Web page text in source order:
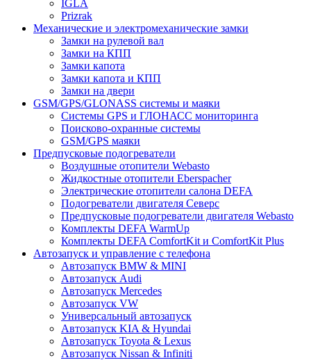
IGLA
Prizrak
Механические и электромеханические замки
Замки на рулевой вал
Замки на КПП
Замки капота
Замки капота и КПП
Замки на двери
GSM/GPS/GLONASS системы и маяки
Системы GPS и ГЛОНАСС мониторинга
Поисково-охранные системы
GSM/GPS маяки
Предпусковые подогреватели
Воздушные отопители Webasto
Жидкостные отопители Eberspacher
Электрические отопители салона DEFA
Подогреватели двигателя Северс
Предпусковые подогреватели двигателя Webasto
Комплекты DEFA WarmUp
Комплекты DEFA ComfortKit и ComfortKit Plus
Автозапуск и управление с телефона
Автозапуск BMW & MINI
Автозапуск Audi
Автозапуск Mercedes
Автозапуск VW
Универсальный автозапуск
Автозапуск KIA & Hyundai
Автозапуск Toyota & Lexus
Автозапуск Nissan & Infiniti